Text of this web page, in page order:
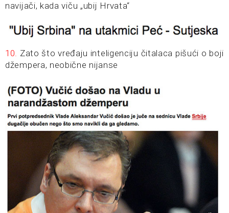
navijači, kada viču „ubij Hrvata“
10. Zato što vređaju inteligenciju čitalaca pišući o boji
džempera, neobične nijanse